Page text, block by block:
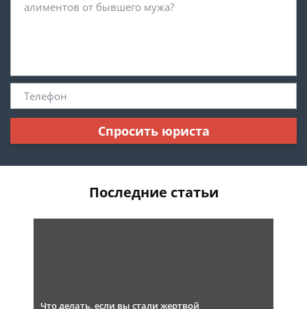
Спросить юриста
Последние статьи
Что делать, если вы стали жертвой